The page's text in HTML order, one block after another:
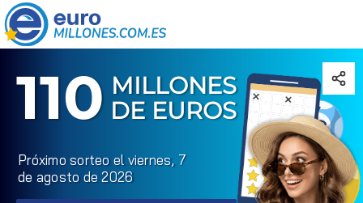
110 MILLONES
DE EUROS
Próximo sorteo el viernes, 7
de agosto de 2026